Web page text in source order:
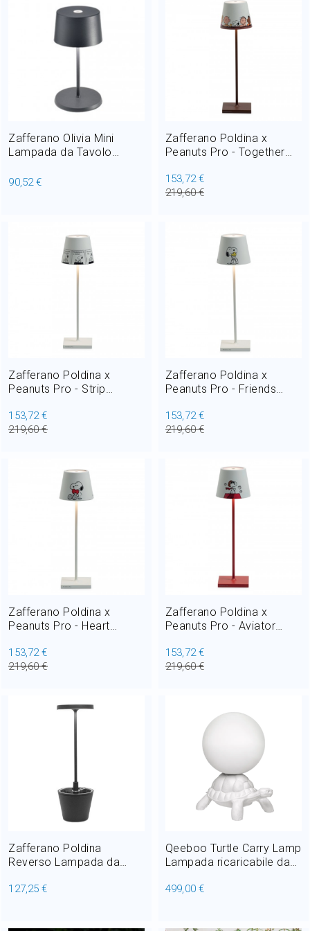
Zafferano Olivia Mini
Lampada da Tavolo
22 cm
90,52 €
Zafferano Poldina x
Peanuts Pro - Together
Ricaricabile LED 2,2W H
38 cm
153,72 €
219,60 €
Zafferano Poldina x
Peanuts Pro - Strip
Ricaricabile LED 2,2W H
38 cm
153,72 €
219,60 €
Zafferano Poldina x
Peanuts Pro - Friends
Ricaricabile LED 2,2W H
38 cm
153,72 €
219,60 €
Zafferano Poldina x
Peanuts Pro - Heart
Ricaricabile LED 2,2W H
38 cm
153,72 €
219,60 €
Zafferano Poldina x
Peanuts Pro - Aviator
Ricaricabile LED 2,2W H
38 cm
153,72 €
219,60 €
Zafferano Poldina
Reverso Lampada da
2,3W H 35 cm
127,25 €
Qeeboo Turtle Carry Lamp
Lampada ricaricabile da
4,5W H 73 cm
499,00 €